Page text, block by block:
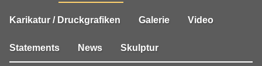
Karikatur / Druckgrafiken Galerie Video
Statements News Skulptur